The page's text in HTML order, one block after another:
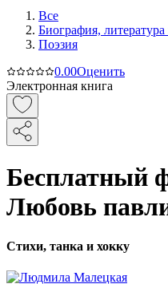
Все
Биография,
Поэзия
0.00Оценить
Электронная книга
Бесплатный
Любовь
Стихи, танка и хокку